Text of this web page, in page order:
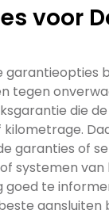
voor
tegen
die
garanties of
systemen
te
aansluiten